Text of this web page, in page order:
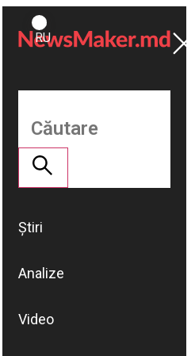
ROMÂNĂ
RU
Susține
NM
Știri
Analize
Video